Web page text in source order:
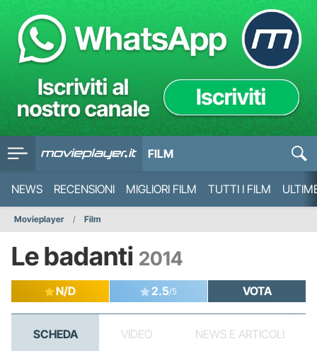
FILM
NEWS RECENSIONI MIGLIORI FILM TUTTI I FILM
Movieplayer Film
Le badanti 2014
N/D 2.5/5 VOTA
SCHEDA VIDEO NEWS E ARTICOLI